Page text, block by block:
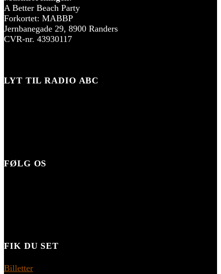
A Better Beach Party
Forkortet: MABBP
Jernbanegade 29, 8900 Randers
CVR-nr. 43930117
LYT TIL RADIO ABC
FØLG OS
FIK DU SET
Billetter